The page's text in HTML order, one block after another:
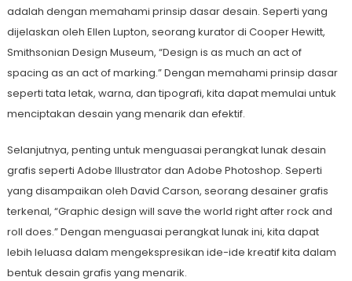
adalah dengan memahami prinsip dasar desain. Seperti yang
dijelaskan oleh Ellen Lupton, seorang kurator di Cooper Hewitt,
Smithsonian Design Museum, “Design is as much an act of
spacing as an act of marking.” Dengan memahami prinsip dasar
seperti tata letak, warna, dan tipografi, kita dapat memulai untuk
menciptakan desain yang menarik dan efektif.
Selanjutnya, penting untuk menguasai perangkat lunak desain
grafis seperti Adobe Illustrator dan Adobe Photoshop. Seperti
yang disampaikan oleh David Carson, seorang desainer grafis
terkenal, “Graphic design will save the world right after rock and
roll does.” Dengan menguasai perangkat lunak ini, kita dapat
lebih leluasa dalam mengekspresikan ide-ide kreatif kita dalam
bentuk desain grafis yang menarik.